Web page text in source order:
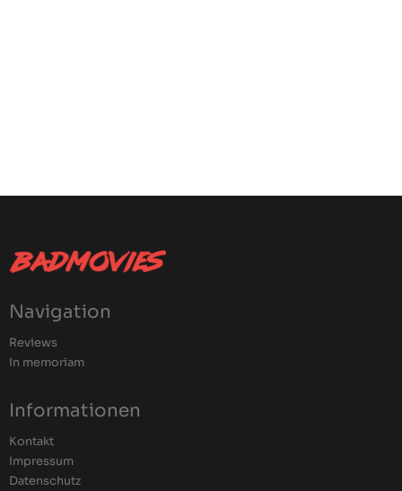
Navigation
Reviews
In memoriam
Informationen
Kontakt
Impressum
Datenschutz